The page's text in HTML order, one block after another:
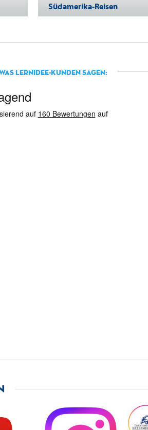
Südamerika-Reisen
Lernidee-Kunden sagen: